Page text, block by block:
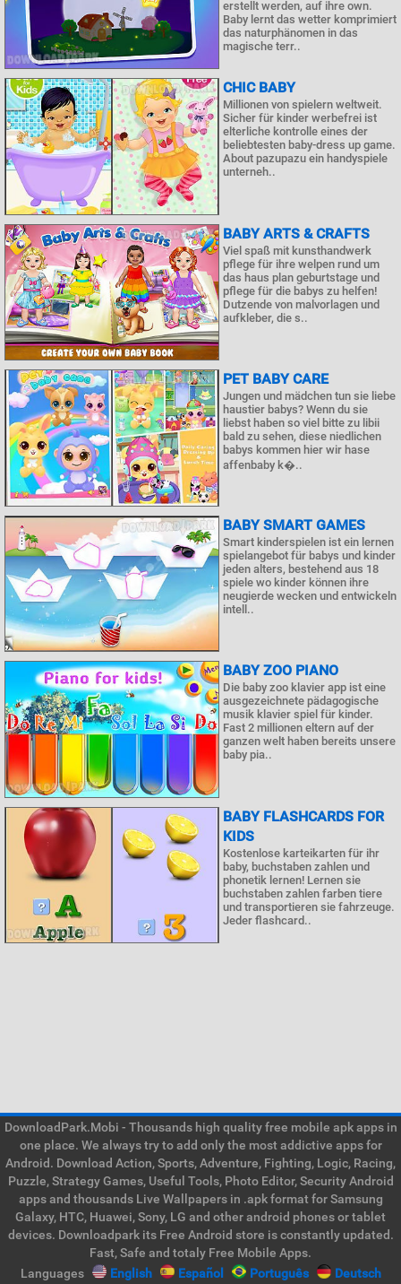
erstellt werden, auf ihre own.
Baby lernt das wetter komprimiert
das naturphänomen in das
magische terr..
CHIC BABY
Millionen von spielern weltweit.
Sicher für kinder werbefrei ist
elterliche kontrolle eines der
beliebtesten baby-dress up game.
About pazupazu ein handyspiele
unterneh..
BABY ARTS & CRAFTS
Viel spaß mit kunsthandwerk
pflege für ihre welpen rund um
das haus plan geburtstage und
pflege für die babys zu helfen!
Dutzende von malvorlagen und
aufkleber, die s..
PET BABY CARE
Jungen und mädchen tun sie liebe
haustier babys? Wenn du sie
liebst haben so viel bitte zu libii
bald zu sehen, diese niedlichen
babys kommen hier wir hase
affenbaby k�..
BABY SMART GAMES
Smart kinderspielen ist ein lernen
spielangebot für babys und kinder
jeden alters, bestehend aus 18
spiele wo kinder können ihre
neugierde wecken und entwickeln
intell..
BABY ZOO PIANO
Die baby zoo klavier app ist eine
ausgezeichnete pädagogische
musik klavier spiel für kinder.
Fast 2 millionen eltern auf der
ganzen welt haben bereits unsere
baby pia..
BABY FLASHCARDS FOR
KIDS
Kostenlose karteikarten für ihr
baby, buchstaben zahlen und
phonetik lernen! Lernen sie
buchstaben zahlen farben tiere
und transportieren sie fahrzeuge.
Jeder flashcard..
DownloadPark.Mobi - Thousands high quality free mobile apk apps in
one place. We always try to add only the most addictive apps for
Android. Download Action, Sports, Adventure, Fighting, Logic, Racing,
Puzzle, Strategy Games, Useful Tools, Photo Editor, Security Android
apps and thousands Live Wallpapers in .apk format for Samsung
Galaxy, HTC, Huawei, Sony, LG and other android phones or tablet
devices. Downloadpark its Free Android store is constantly updated.
Fast, Safe and totaly Free Mobile Apps.
Languages
English Español Português Deutsch